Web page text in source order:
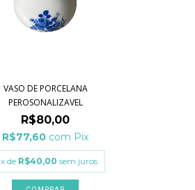
VASO DE PORCELANA
PEROSONALIZAVEL
R$80,00
R$77,60 com Pix
x de R$40,00 sem juros